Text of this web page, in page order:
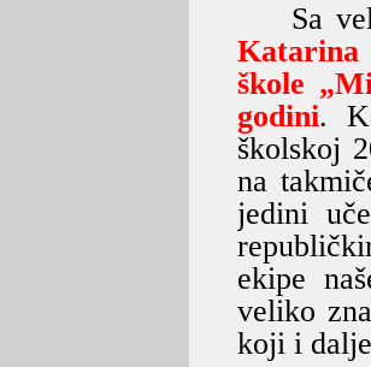
Sa
Katarina
škole
godini.
školskoj
na
jedini
ekipe
veliko
koji i